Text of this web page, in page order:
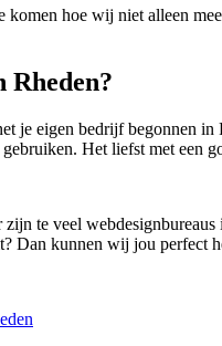
komen hoe wij niet alleen
Rheden?
je eigen bedrijf begonnen
Het liefst met een
te veel
Dan kunnen wij jou perfect